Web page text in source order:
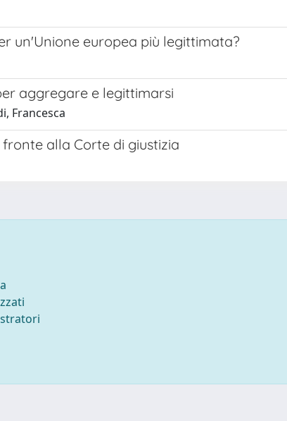
un'Unione europea più legittimata?
aggregare e legittimarsi
Francesca
alla Corte di giustizia